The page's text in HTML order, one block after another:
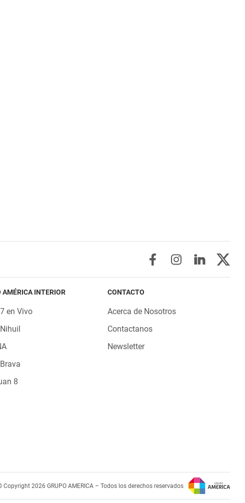
AMÉRICA INTERIOR
en Vivo
8
CONTACTO
Acerca de Nosotros
Contactanos
Newsletter
Copyright 2026 GRUPO AMERICA – Todos los derechos reservados